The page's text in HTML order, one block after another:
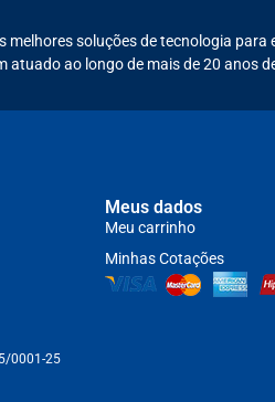
melhores soluções de tecnologia para
atuado ao longo de mais de 20 anos
0001-25
Meus dados
Meu carrinho
Minhas Cotações